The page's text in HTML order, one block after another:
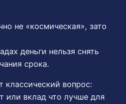
не «космическая», зато
деньги нельзя снять
срока.
классический вопрос:
или вклад что лучше для